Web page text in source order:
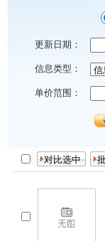
更新日期：
信息类型：
单价范围：